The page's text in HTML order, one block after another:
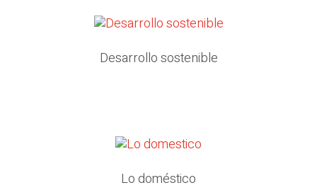
Desarrollo sostenible
Lo doméstico